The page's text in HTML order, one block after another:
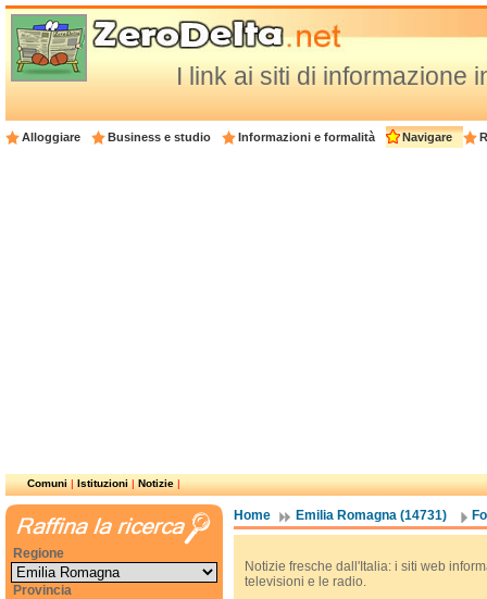
I link ai siti di informazione
Alloggiare Business e studio Informazioni e formalità Navigare
Comuni|Istituzioni|Notizie|
Home Emilia Romagna (14731)
Notizie fresche dall'Italia: i siti web
televisioni e le radio.
Regione
Provincia